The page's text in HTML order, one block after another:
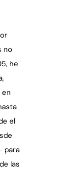
no
he
el
para
las